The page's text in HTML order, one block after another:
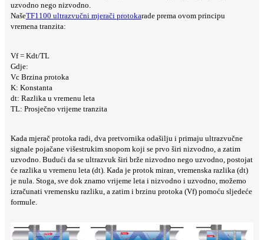
uzvodno nego nizvodno.
NašeTF1100 ultrazvučni mjerači protokarade prema ovom principu
vremena tranzita:
Vf = Kdt/TL
Gdje:
Vc Brzina protoka
K: Konstanta
dt: Razlika u vremenu leta
TL: Prosječno vrijeme tranzita
Kada mjerač protoka radi, dva pretvornika odašilju i primaju ultrazvučne
signale pojačane višestrukim snopom koji se prvo širi nizvodno, a zatim
uzvodno. Budući da se ultrazvuk širi brže nizvodno nego uzvodno, postojat
će razlika u vremenu leta (dt). Kada je protok miran, vremenska razlika (dt)
je nula. Stoga, sve dok znamo vrijeme leta i nizvodno i uzvodno, možemo
izračunati vremensku razliku, a zatim i brzinu protoka (Vf) pomoću sljedeće
formule.